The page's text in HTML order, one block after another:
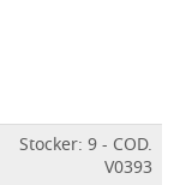
Stocker: 9 - COD.
V0393